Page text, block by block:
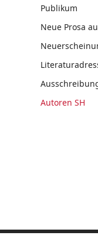
Publikum
Neue Prosa
Autoren SH